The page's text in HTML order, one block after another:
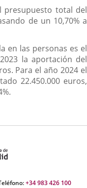
presupuesto total del
de un 10,70% a
en las personas es el
la aportación del
Para el año 2024 el
22.450.000 euros,
+34 983 426 100